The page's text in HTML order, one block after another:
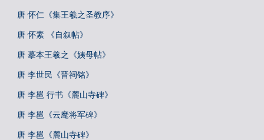
唐 怀仁《集王羲之圣教序》
唐 怀素 《自叙帖》
唐 摹本王羲之《姨母帖》
唐 李世民《晋祠铭》
唐 李邕 行书《麓山寺碑》
唐 李邕《云麾将军碑》
唐 李邕《麓山寺碑》